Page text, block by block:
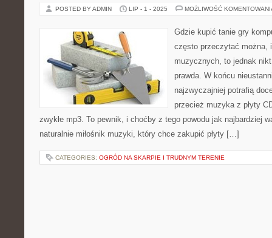
POSTED BY ADMIN LIP - 1 - 2025 MOŻLIWOŚĆ
Gdzie kupić tanie gry
często przeczytać można,
muzycznych, to jednak
prawda. W końcu
najzwyczajniej potrafią
przecież muzyka z płyty
zwykłe mp3. To pewnik, i choćby z tego powodu jak najbardziej
naturalnie miłośnik muzyki, który chce zakupić płyty […]
CATEGORIES: OGRÓD NA SKARPIE I TRUDNYM TERENIE